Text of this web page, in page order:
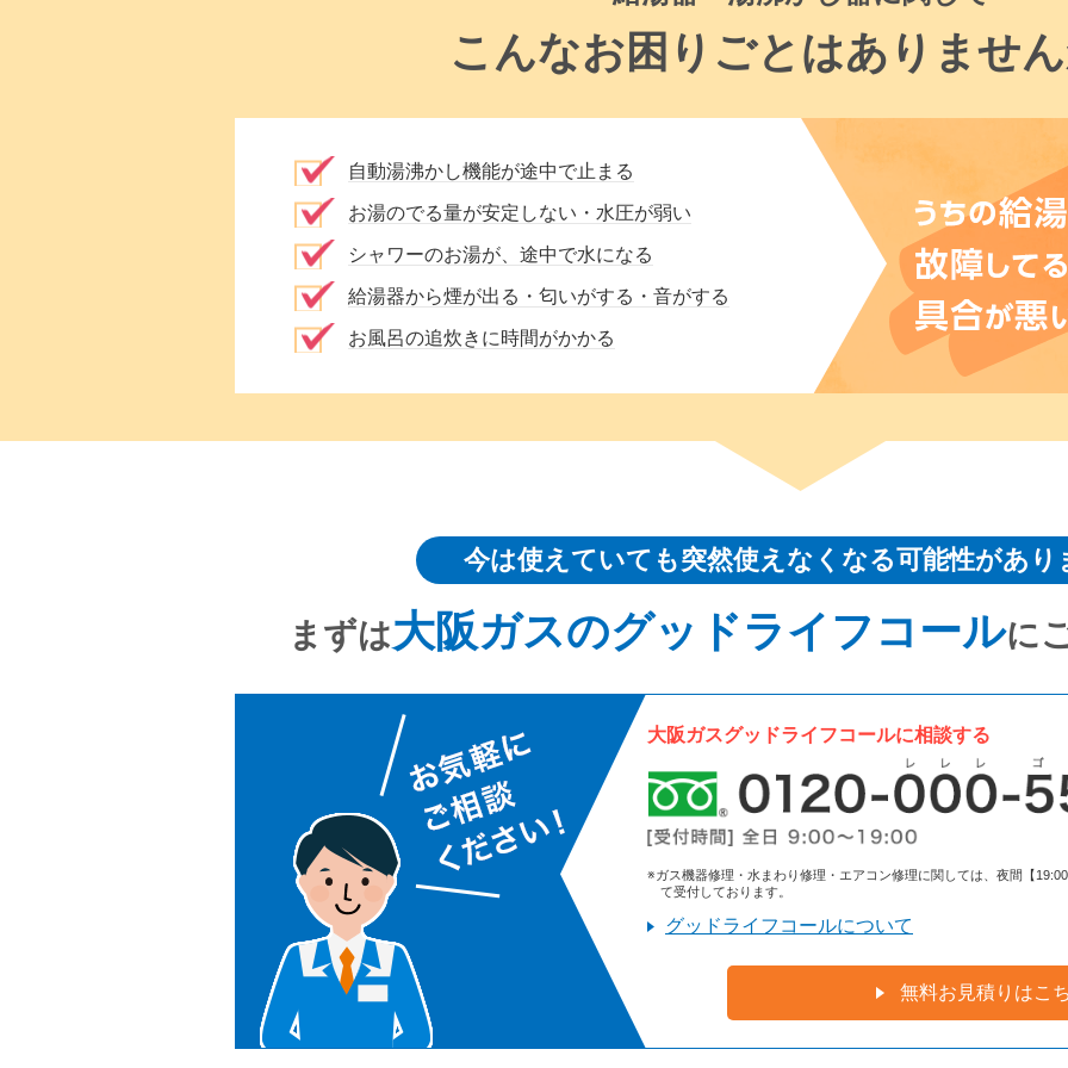
こんなお困りごとはありませ
自動湯沸かし機能が途中で止まる
お湯のでる量が安定しない・水圧が弱い
シャワーのお湯が、途中で水になる
給湯器から煙が出る・匂いがする・音がする
お風呂の追炊きに時間がかかる
今は使えていても突然使えなくなる可能性があり
まずは大阪ガスのグッドライフコールに
大阪ガスグッドライフコールに相談する
※ガス機器修理・水まわり修理・エアコン修理に関しては、夜間【
て受付しております。
グッドライフコールについて
無料お見積りはこ